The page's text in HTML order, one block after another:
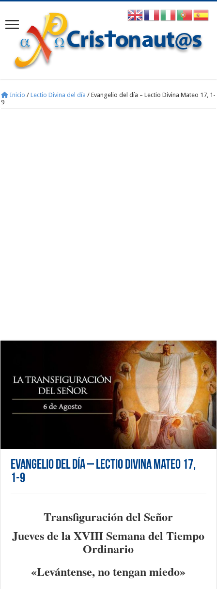
Inicio / Lectio Divina del día / Evangelio del día – Lectio Divina Mateo 17, 1-
9
Evangelio del día – Lectio Divina Mateo 17,
1-9
Transfiguración del Señor
Jueves de la XVIII Semana del Tiempo
Ordinario
«Levántense, no tengan miedo»